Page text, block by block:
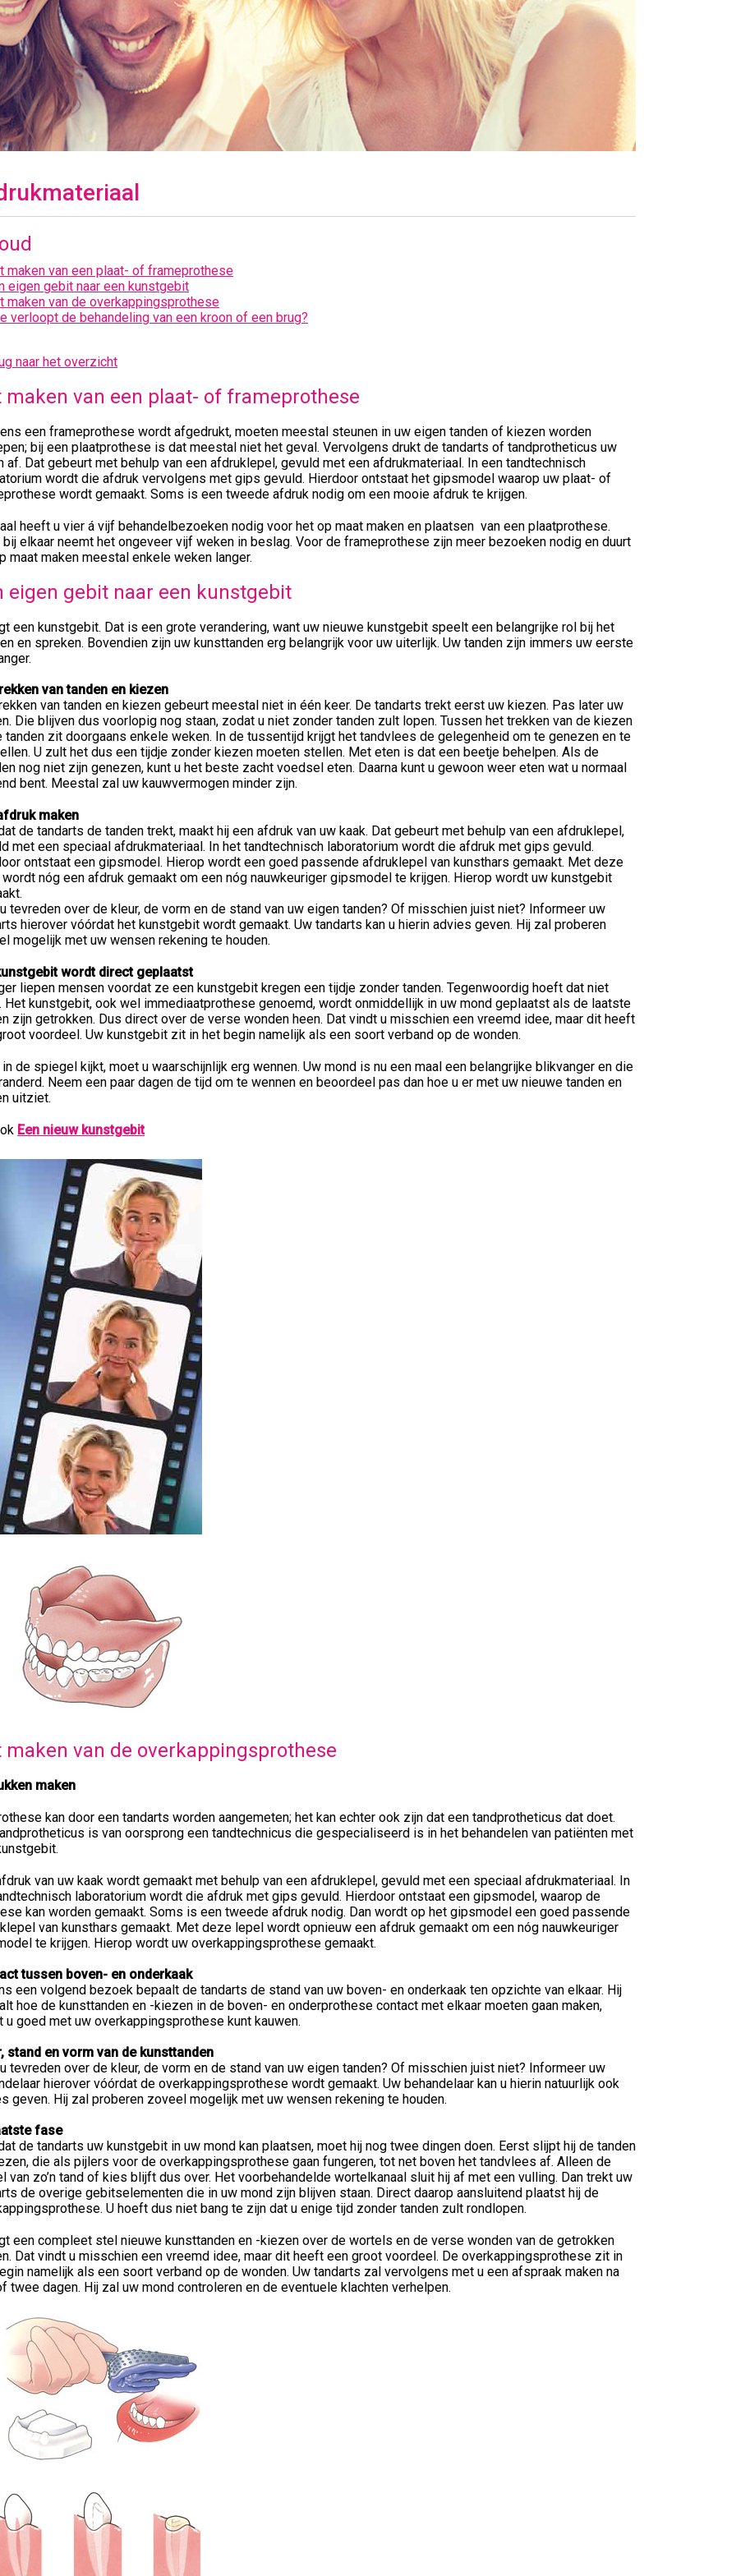
maken van een plaat- of frameprothese
eigen gebit naar een kunstgebit
maken van de overkappingsprothese
verloopt de behandeling van een kroon of een brug?
naar het overzicht
maken van een plaat- of frameprothese
een frameprothese wordt afgedrukt, moeten meestal steunen in uw eigen tanden of kiezen worden
bij een plaatprothese is dat meestal niet het geval. Vervolgens drukt de tandarts of tandprotheticus uw
af. Dat gebeurt met behulp van een afdruklepel, gevuld met een afdrukmateriaal. In een tandtechnisch
wordt die afdruk vervolgens met gips gevuld. Hierdoor ontstaat het gipsmodel waarop uw plaat- of
wordt gemaakt. Soms is een tweede afdruk nodig om een mooie afdruk te krijgen.
heeft u vier á vijf behandelbezoeken nodig voor het op maat maken en plaatsen van een plaatprothese.
elkaar neemt het ongeveer vijf weken in beslag. Voor de frameprothese zijn meer bezoeken nodig en duurt
maat maken meestal enkele weken langer.
eigen gebit naar een kunstgebit
een kunstgebit. Dat is een grote verandering, want uw nieuwe kunstgebit speelt een belangrijke rol bij het
en spreken. Bovendien zijn uw kunsttanden erg belangrijk voor uw uiterlijk. Uw tanden zijn immers uw eerste
van tanden en kiezen
van tanden en kiezen gebeurt meestal niet in één keer. De tandarts trekt eerst uw kiezen. Pas later uw
Die blijven dus voorlopig nog staan, zodat u niet zonder tanden zult lopen. Tussen het trekken van de kiezen
tanden zit doorgaans enkele weken. In de tussentijd krijgt het tandvlees de gelegenheid om te genezen en te
U zult het dus een tijdje zonder kiezen moeten stellen. Met eten is dat een beetje behelpen. Als de
nog niet zijn genezen, kunt u het beste zacht voedsel eten. Daarna kunt u gewoon weer eten wat u normaal
bent. Meestal zal uw kauwvermogen minder zijn.
maken
de tandarts de tanden trekt, maakt hij een afdruk van uw kaak. Dat gebeurt met behulp van een afdruklepel,
met een speciaal afdrukmateriaal. In het tandtechnisch laboratorium wordt die afdruk met gips gevuld.
ontstaat een gipsmodel. Hierop wordt een goed passende afdruklepel van kunsthars gemaakt. Met deze
nóg een afdruk gemaakt om een nóg nauwkeuriger gipsmodel te krijgen. Hierop wordt uw kunstgebit
tevreden over de kleur, de vorm en de stand van uw eigen tanden? Of misschien juist niet? Informeer uw
hierover vóórdat het kunstgebit wordt gemaakt. Uw tandarts kan u hierin advies geven. Hij zal proberen
mogelijk met uw wensen rekening te houden.
wordt direct geplaatst
liepen mensen voordat ze een kunstgebit kregen een tijdje zonder tanden. Tegenwoordig hoeft dat niet
Het kunstgebit, ook wel immediaatprothese genoemd, wordt onmiddellijk in uw mond geplaatst als de laatste
zijn getrokken. Dus direct over de verse wonden heen. Dat vindt u misschien een vreemd idee, maar dit heeft
voordeel. Uw kunstgebit zit in het begin namelijk als een soort verband op de wonden.
de spiegel kijkt, moet u waarschijnlijk erg wennen. Uw mond is nu een maal een belangrijke blikvanger en die
Neem een paar dagen de tijd om te wennen en beoordeel pas dan hoe u er met uw nieuwe tanden en
uitziet.
Een nieuw kunstgebit
maken van de overkappingsprothese
maken
kan door een tandarts worden aangemeten; het kan echter ook zijn dat een tandprotheticus dat doet.
is van oorsprong een tandtechnicus die gespecialiseerd is in het behandelen van patiënten met
van uw kaak wordt gemaakt met behulp van een afdruklepel, gevuld met een speciaal afdrukmateriaal. In
laboratorium wordt die afdruk met gips gevuld. Hierdoor ontstaat een gipsmodel, waarop de
kan worden gemaakt. Soms is een tweede afdruk nodig. Dan wordt op het gipsmodel een goed passende
van kunsthars gemaakt. Met deze lepel wordt opnieuw een afdruk gemaakt om een nóg nauwkeuriger
te krijgen. Hierop wordt uw overkappingsprothese gemaakt.
tussen boven- en onderkaak
een volgend bezoek bepaalt de tandarts de stand van uw boven- en onderkaak ten opzichte van elkaar. Hij
hoe de kunsttanden en -kiezen in de boven- en onderprothese contact met elkaar moeten gaan maken,
u goed met uw overkappingsprothese kunt kauwen.
stand en vorm van de kunsttanden
tevreden over de kleur, de vorm en de stand van uw eigen tanden? Of misschien juist niet? Informeer uw
hierover vóórdat de overkappingsprothese wordt gemaakt. Uw behandelaar kan u hierin natuurlijk ook
geven. Hij zal proberen zoveel mogelijk met uw wensen rekening te houden.
fase
de tandarts uw kunstgebit in uw mond kan plaatsen, moet hij nog twee dingen doen. Eerst slijpt hij de tanden
die als pijlers voor de overkappingsprothese gaan fungeren, tot net boven het tandvlees af. Alleen de
van zo’n tand of kies blijft dus over. Het voorbehandelde wortelkanaal sluit hij af met een vulling. Dan trekt uw
de overige gebitselementen die in uw mond zijn blijven staan. Direct daarop aansluitend plaatst hij de
U hoeft dus niet bang te zijn dat u enige tijd zonder tanden zult rondlopen.
een compleet stel nieuwe kunsttanden en -kiezen over de wortels en de verse wonden van de getrokken
Dat vindt u misschien een vreemd idee, maar dit heeft een groot voordeel. De overkappingsprothese zit in
namelijk als een soort verband op de wonden. Uw tandarts zal vervolgens met u een afspraak maken na
twee dagen. Hij zal uw mond controleren en de eventuele klachten verhelpen.